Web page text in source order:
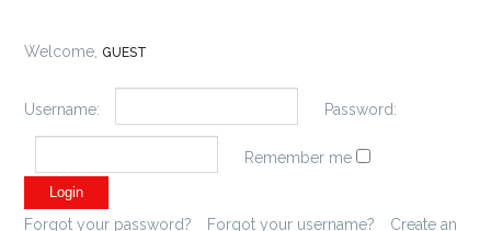
Welcome, GUEST
Username: Password:
Remember me
Forgot your password? Forgot your username?
Create an